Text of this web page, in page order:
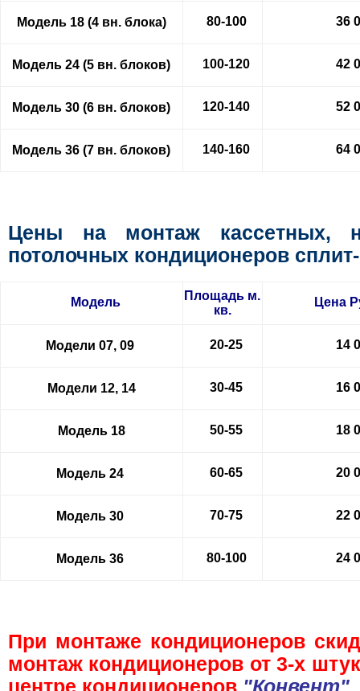
Модель 18 (4 вн. блока) 80-100 36
Модель 24 (5 вн. блоков) 100-120 42
Модель 30 (6 вн. блоков) 120-140 52
Модель 36 (7 вн. блоков) 140-160 64
Цены на монтаж кассетных,
потолочных кондиционеров
Модель
Площадь м.
кв.
Цена
Модели 07, 09 20-25 14
Модели 12, 14 30-45 16
Модель 18 50-55 18
Модель 24 60-65 20
Модель 30 70-75 22
Модель 36 80-100 24
При монтаже кондиционеров
монтаж кондиционеров от 3-х
центре кондиционеров "Конвент"